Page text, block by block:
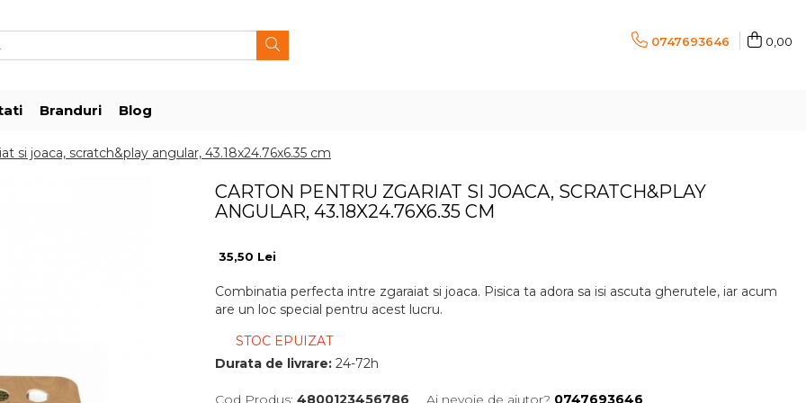
0747693646 0,00
Branduri Blog
si joaca, scratch&play angular, 43.18x24.76x6.35 cm
CARTON PENTRU ZGARIAT SI JOACA, SCRATCH&PLAY
ANGULAR, 43.18X24.76X6.35 CM
35,50 Lei
Combinatia perfecta intre zgaraiat si joaca. Pisica ta adora sa isi ascuta gherutele, iar acum
are un loc special pentru acest lucru.
STOC EPUIZAT
Durata de livrare: 24-72h
Cod Produs: 4800123456786 Ai nevoie de ajutor? 0747693646